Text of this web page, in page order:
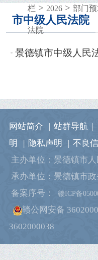
栏 > 2026> 部门
法院
市中级人民法院
网站简介 | 站群导航 |
明
| 隐私声明 | 不良
主办单位：景德镇市
承办单位：景德镇市
备案序号：
赣ICP备
赣公网安备
3602000038